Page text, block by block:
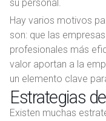
su personal.
Hay varios motivos
son: que las
profesionales más
valor aportan a la
un elemento clave
Estrategias
Existen muchas